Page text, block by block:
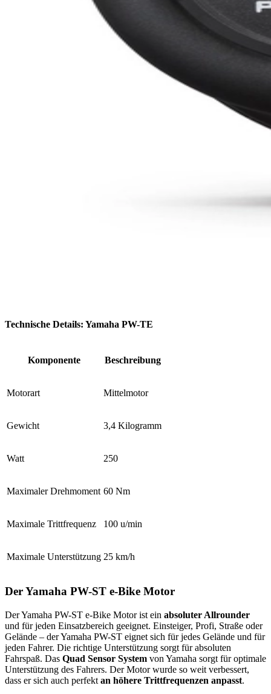
Technische Details: Yamaha PW-TE
Komponente Beschreibung
Motorart Mittelmotor
Gewicht 3,4 Kilogramm
Watt 250
Maximaler Drehmoment 60 Nm
Maximale Trittfrequenz 100 u/min
Maximale Unterstützung 25 km/h
Der Yamaha PW-ST e-Bike Motor
Der Yamaha PW-ST e-Bike Motor ist ein absoluter Allrounder
und für jeden Einsatzbereich geeignet. Einsteiger, Profi, Straße oder
Gelände – der Yamaha PW-ST eignet sich für jedes Gelände und für
jeden Fahrer. Die richtige Unterstützung sorgt für absoluten
Fahrspaß. Das Quad Sensor System von Yamaha sorgt für optimale
Unterstützung des Fahrers. Der Motor wurde so weit verbessert,
dass er sich auch perfekt an höhere Trittfrequenzen anpasst.